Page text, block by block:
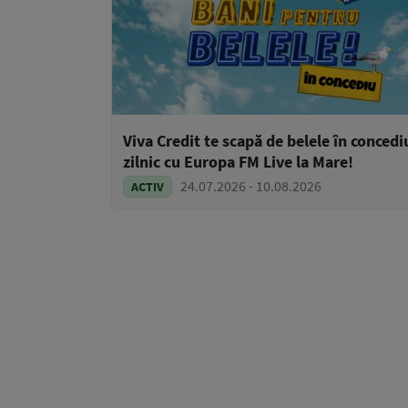
Viva Credit te scapă de belele în
zilnic cu Europa FM Live la Mare!
ACTIV 24.07.2026 - 10.08.2026